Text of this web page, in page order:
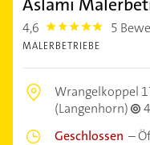
4,6 4.6 5
MALERBETRIEBE
Wrangelkoppel
(Langenhorn)
Geschlossen –